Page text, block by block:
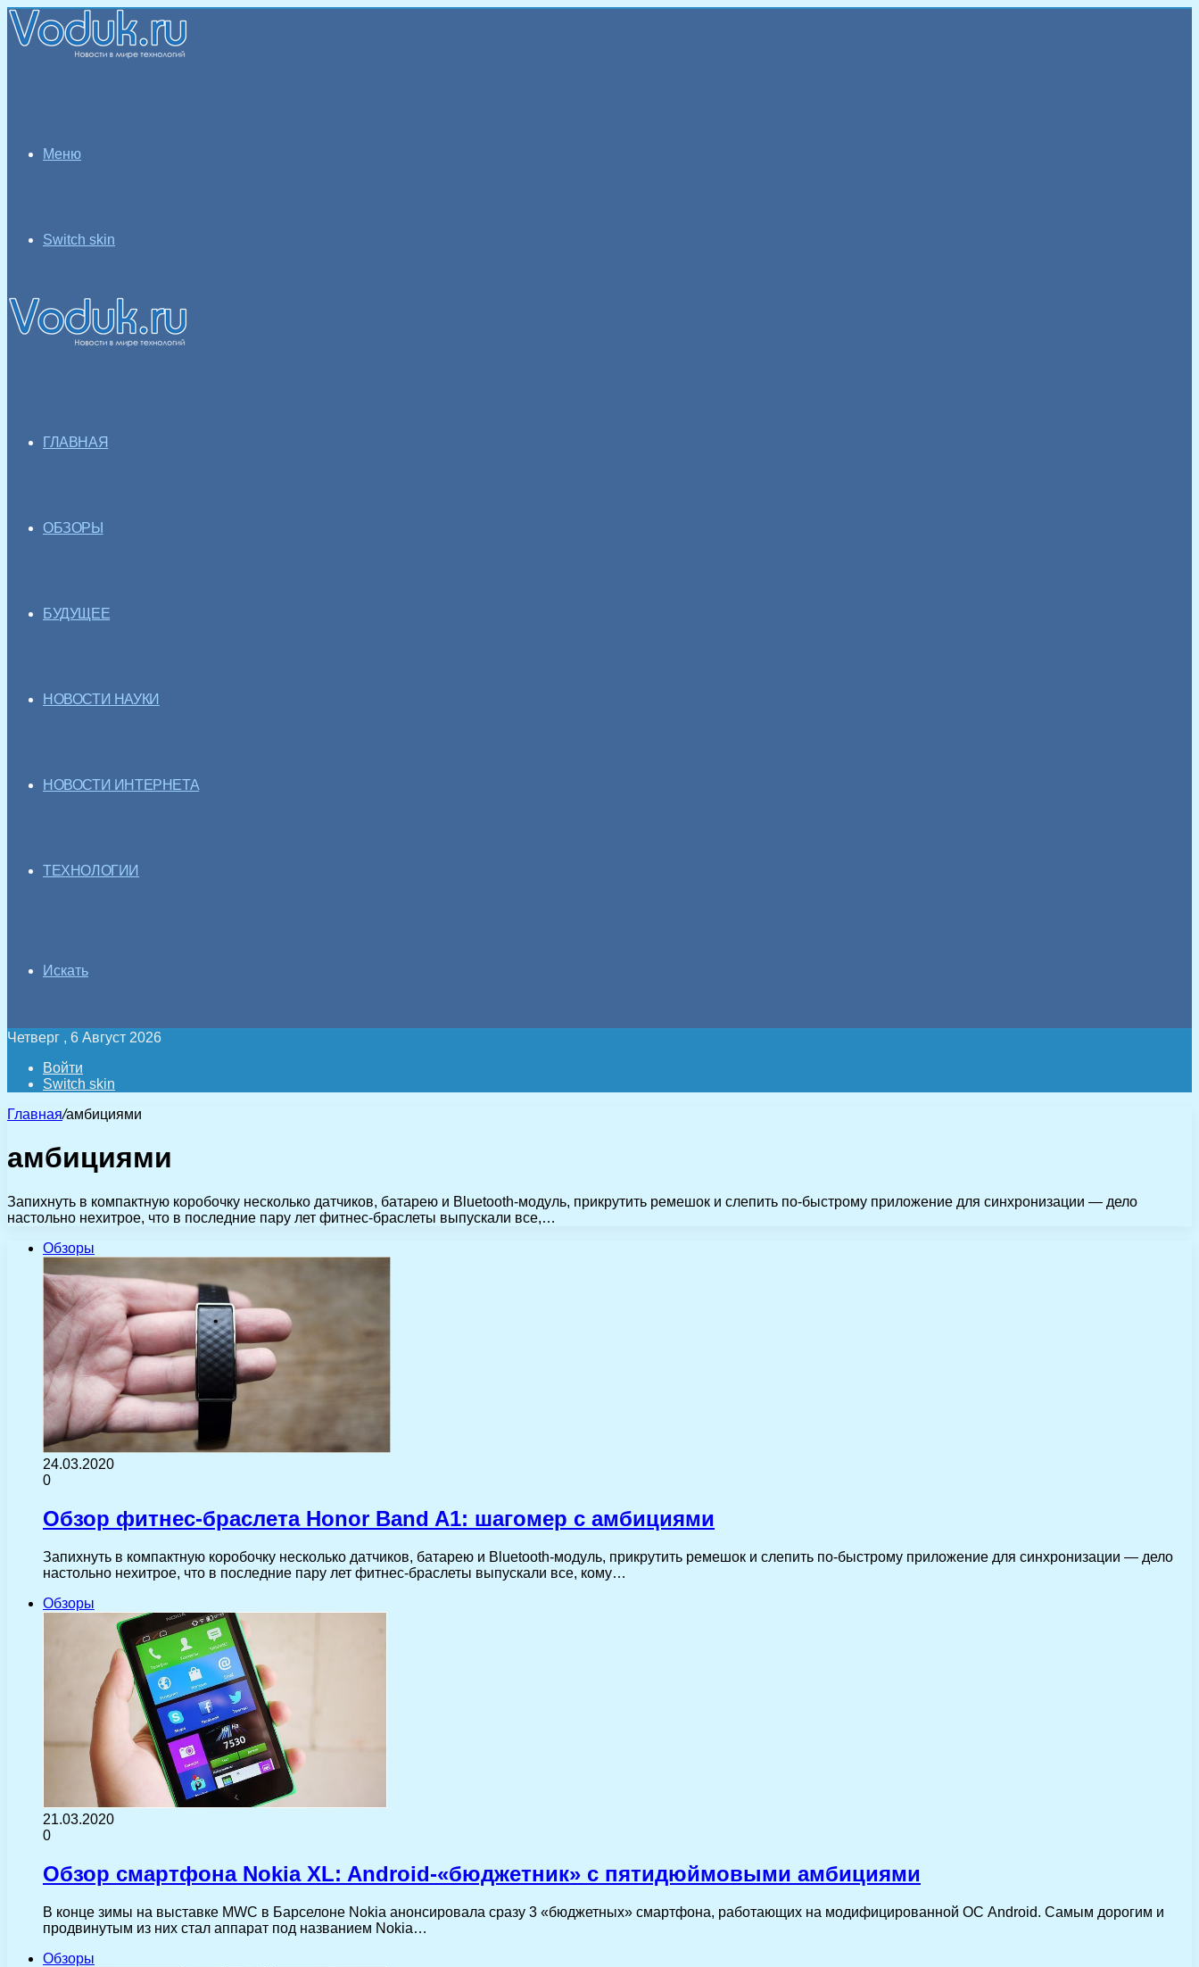
Меню
Switch skin
ГЛАВНАЯ
ОБЗОРЫ
БУДУЩЕЕ
НОВОСТИ НАУКИ
НОВОСТИ ИНТЕРНЕТА
ТЕХНОЛОГИИ
Искать
Четверг , 6 Август 2026
Войти
Switch skin
Главная/амбициями
амбициями
Запихнуть в компактную коробочку несколько датчиков, батарею и Bluetooth-модуль, прикрутить ремешок и слепить по-быстрому приложение для синхронизации — дело
настольно нехитрое, что в последние пару лет фитнес-браслеты выпускали все,…
Обзоры
24.03.2020
0
Обзор фитнес-браслета Honor Band A1: шагомер с амбициями
Запихнуть в компактную коробочку несколько датчиков, батарею и Bluetooth-модуль, прикрутить ремешок и слепить по-быстрому приложение для синхронизации — дело
настольно нехитрое, что в последние пару лет фитнес-браслеты выпускали все, кому…
Обзоры
21.03.2020
0
Обзор смартфона Nokia XL: Android-«бюджетник» с пятидюймовыми амбициями
В конце зимы на выставке MWC в Барселоне Nokia анонсировала сразу 3 «бюджетных» смартфона, работающих на модифицированной ОС Android. Самым дорогим и
продвинутым из них стал аппарат под названием Nokia…
Обзоры